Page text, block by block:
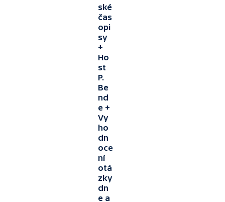
ské
čas
opi
sy
+
Ho
st
P.
Be
nd
e +
Vy
ho
dn
oce
ní
otá
zky
dn
e a